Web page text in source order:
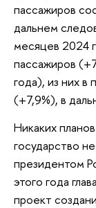
пассажиров
дальнем
месяцев 2024
пассажиров
года), из них
(+7,9%), в
Никаких
государство
президентом
этого года
проект